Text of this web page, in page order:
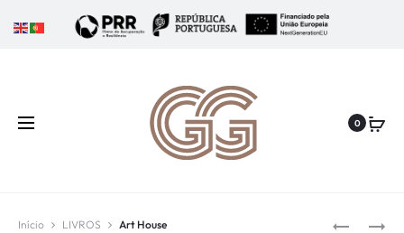
0
Início LIVROS Art House